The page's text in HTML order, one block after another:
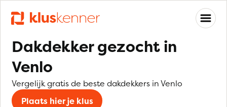
Dakdekker gezocht in
Venlo
Vergelijk gratis de beste dakdekkers in Venlo
Plaats hier je klus